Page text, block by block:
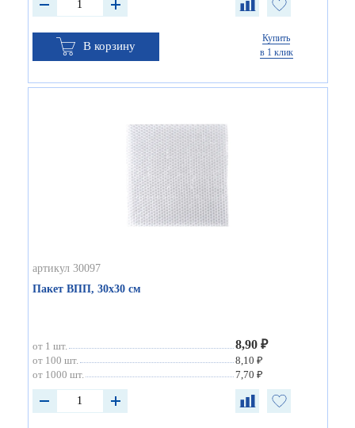
В корзину
Купить
в 1 клик
артикул 30097
Пакет ВПП, 30х30 см
от 1 шт. 8,90 ₽
от 100 шт.
8,10 ₽
от 1000 шт.
7,70 ₽